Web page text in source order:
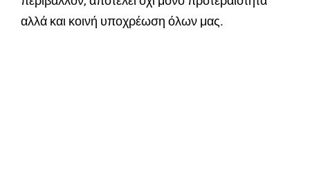
αλλά και κοινή υποχρέωση όλων μας.